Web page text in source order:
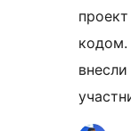
кодом.